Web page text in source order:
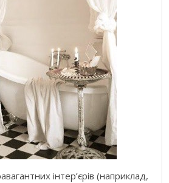
інтер’єрів (наприклад,